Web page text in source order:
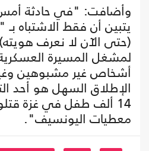
وأضافت: "في حادثة أمس
يتبين أن فقط
(حتى الآن لا نعرف
لمشغل المسيرة
أشخاص غير مشبوهين
الإطلاق السهل هو أحد
14 ألف طفل في غزة
معطيات اليونسيف".